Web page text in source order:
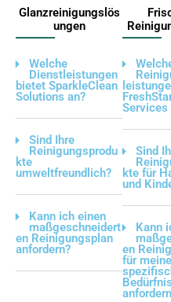
Glanzreinigungslös
ungen
Welche
Dienstleistungen
bietet SparkleClean
Solutions an?
Sind Ihre
Reinigungsprodu
kte
umweltfreundlich?
Kann ich einen
maßgeschneidert
en Reinigungsplan
anfordern?
Services
Sind
kte für
und
Kann
en
für meine